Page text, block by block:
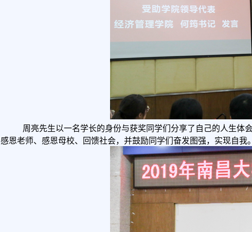
周亮先生以一名学长的身份与获奖同学们分享了自己的人生体
感恩老师、感恩母校、回馈社会，并鼓励同学们奋发图强，实现自我。